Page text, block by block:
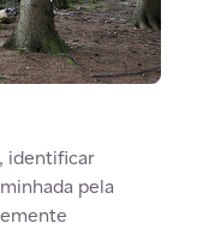
identificar
pela